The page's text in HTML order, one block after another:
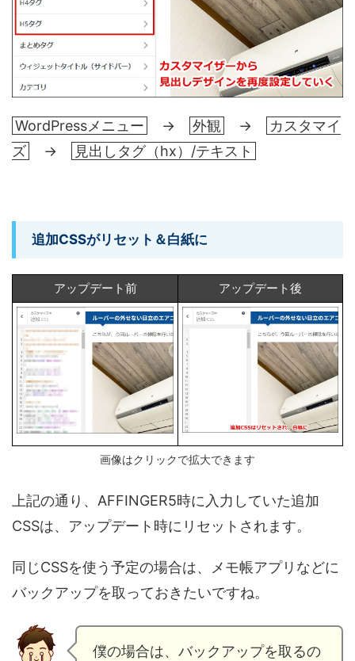
WordPressメニュー → 外観 →
カスタマイ
ズ
→ 見出しタグ（hx）/テキスト
追加CSSがリセット＆白紙に
アップデート前 アップデート後
画像はクリックで拡大できます
上記の通り、AFFINGER5時に入力していた追加
CSSは、アップデート時にリセットされます。
同じCSSを使う予定の場合は、メモ帳アプリなどに
バックアップを取っておきたいですね。
僕の場合は、バックアップを取るの